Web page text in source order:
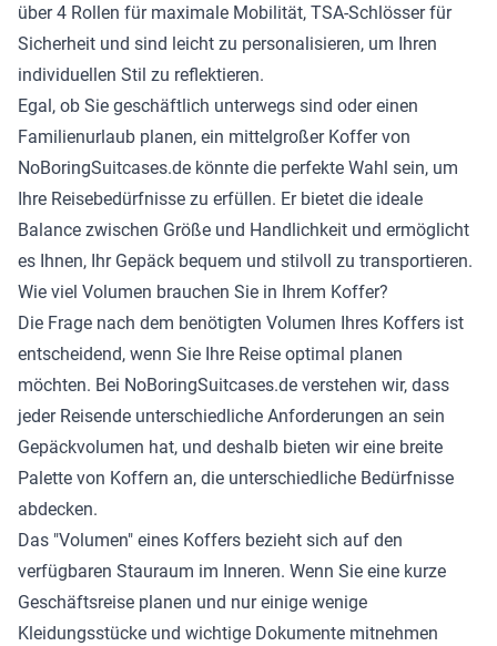
über 4 Rollen für maximale Mobilität, TSA-Schlösser für
Sicherheit und sind leicht zu personalisieren, um Ihren
individuellen Stil zu reflektieren.
Egal, ob Sie geschäftlich unterwegs sind oder einen
Familienurlaub planen, ein mittelgroßer Koffer von
NoBoringSuitcases.de könnte die perfekte Wahl sein, um
Ihre Reisebedürfnisse zu erfüllen. Er bietet die ideale
Balance zwischen Größe und Handlichkeit und ermöglicht
es Ihnen, Ihr Gepäck bequem und stilvoll zu transportieren.
Wie viel Volumen brauchen Sie in Ihrem Koffer?
Die Frage nach dem benötigten Volumen Ihres Koffers ist
entscheidend, wenn Sie Ihre Reise optimal planen
möchten. Bei NoBoringSuitcases.de verstehen wir, dass
jeder Reisende unterschiedliche Anforderungen an sein
Gepäckvolumen hat, und deshalb bieten wir eine breite
Palette von Koffern an, die unterschiedliche Bedürfnisse
abdecken.
Das "Volumen" eines Koffers bezieht sich auf den
verfügbaren Stauraum im Inneren. Wenn Sie eine kurze
Geschäftsreise planen und nur einige wenige
Kleidungsstücke und wichtige Dokumente mitnehmen